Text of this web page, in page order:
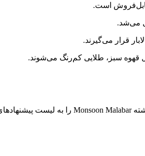
است.
می‌شد.
قرار می‌گیرند.
قهوه سبز، طلایی کم‌رنگ می‌شوند.